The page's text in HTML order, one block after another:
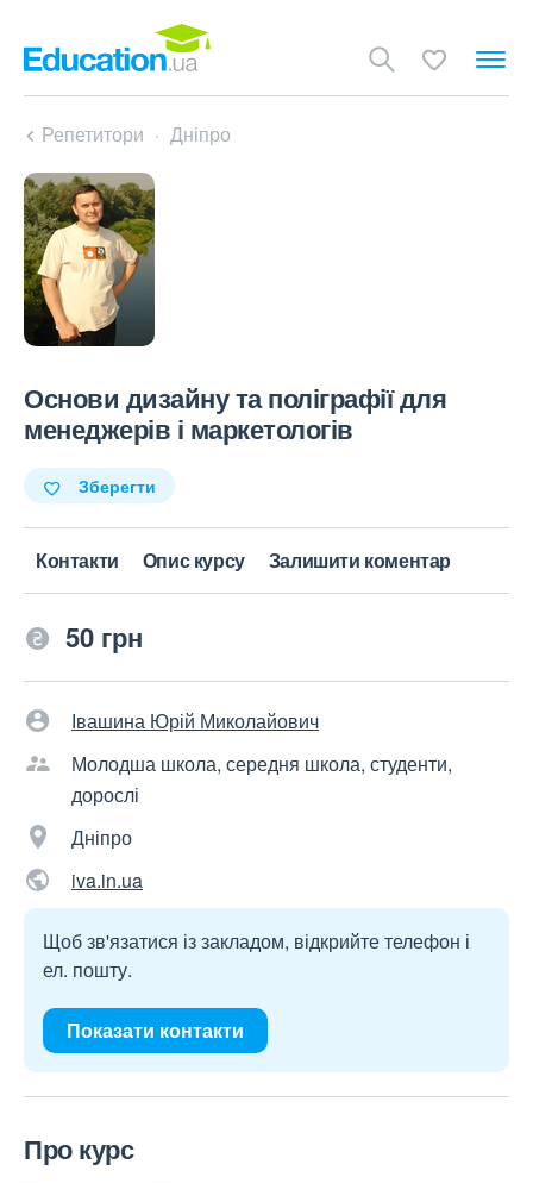
Репетитори Дніпро
Основи дизайну та поліграфії для
менеджерів і маркетологів
Зберегти
Контакти Опис курсу Залишити коментар
50 грн
Івашина Юрій Миколайович
Молодша школа, середня школа, студенти,
дорослі
Дніпро
iva.in.ua
Щоб зв'язатися із закладом, відкрийте телефон і
ел. пошту.
Показати контакти
Про курс